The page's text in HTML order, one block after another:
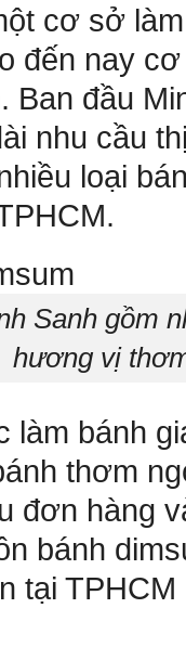
cơ sở
đến nay
Ban đầu
nhu cầu
loại
Sanh gồm
hương vị
làm bánh
thơm
đơn hàng
bánh
tại